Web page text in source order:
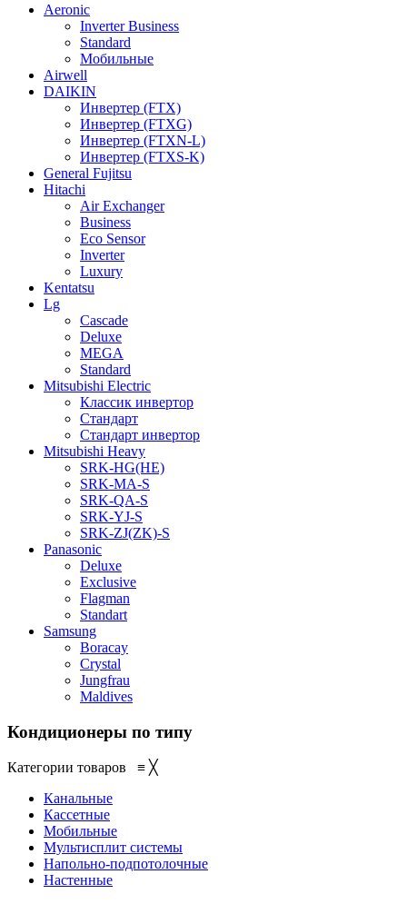
Aeronic
Inverter Business
Standard
Мобильные
Airwell
DAIKIN
Инвертер (FTX)
Инвертер (FTXG)
Инвертер (FTXN-L)
Инвертер (FTXS-K)
General Fujitsu
Hitachi
Air Exchanger
Business
Eco Sensor
Inverter
Luxury
Kentatsu
Lg
Cascade
Deluxe
MEGA
Standard
Mitsubishi Electric
Классик инвертор
Стандарт
Стандарт инвертор
Mitsubishi Heavy
SRK-HG(HE)
SRK-MA-S
SRK-QA-S
SRK-YJ-S
SRK-ZJ(ZK)-S
Panasonic
Deluxe
Exclusive
Flagman
Standart
Samsung
Boracay
Crystal
Jungfrau
Maldives
Кондиционеры по типу
Категории товаров ≡ ╳
Канальные
Кассетные
Мобильные
Мультисплит системы
Напольно-подпотолочные
Настенные